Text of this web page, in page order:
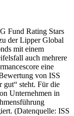
Fund Rating Stars
der Lipper Global
mit einem
auch mehrere
eine
von ISS
gut“ steht. Für die
Unternehmen in
(Datenquelle: ISS